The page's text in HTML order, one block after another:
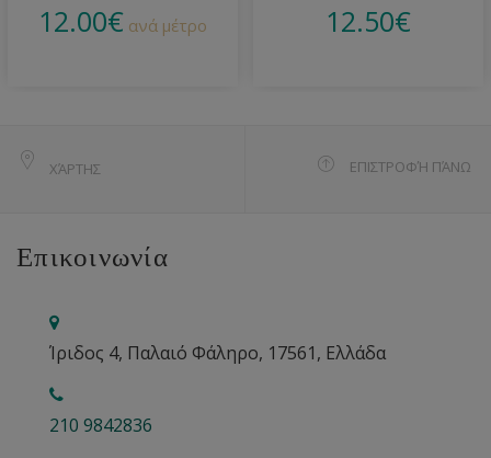
12.00€ ανά μέτρο 12.50€
ΧΆΡΤΗΣ ΕΠΙΣΤΡΟΦΉ ΠΆΝΩ
Επικοινωνία
Ίριδος 4, Παλαιό Φάληρο, 17561, Ελλάδα
210 9842836